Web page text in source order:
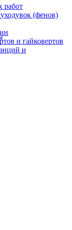
работ
(фенов)
и гайковертов
и